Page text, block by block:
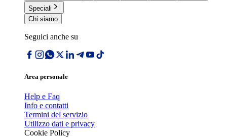
Speciali
Chi siamo
Seguici anche su
Area personale
Help e Faq
Info e contatti
Termini del servizio
Utilizzo dati e privacy
Cookie Policy